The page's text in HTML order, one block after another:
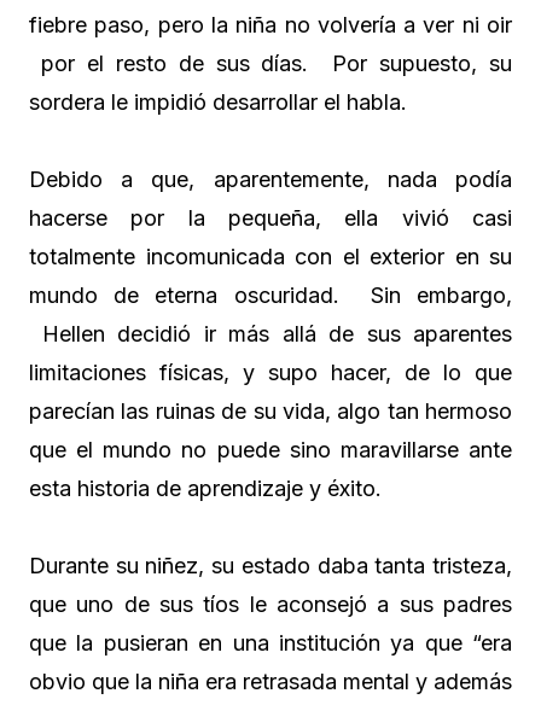
fiebre paso, pero la niña no volvería a ver ni oir
por el resto de sus días. Por supuesto, su
sordera le impidió desarrollar el habla.
Debido a que, aparentemente, nada podía
hacerse por la pequeña, ella vivió casi
totalmente incomunicada con el exterior en su
mundo de eterna oscuridad. Sin embargo,
Hellen decidió ir más allá de sus aparentes
limitaciones físicas, y supo hacer, de lo que
parecían las ruinas de su vida, algo tan hermoso
que el mundo no puede sino maravillarse ante
esta historia de aprendizaje y éxito.
Durante su niñez, su estado daba tanta tristeza,
que uno de sus tíos le aconsejó a sus padres
que la pusieran en una institución ya que “era
obvio que la niña era retrasada mental y además